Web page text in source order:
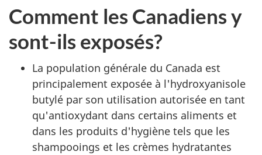
Comment les Canadiens y
sont-ils exposés?
La population générale du Canada est
principalement exposée à l'hydroxyanisole
butylé par son utilisation autorisée en tant
qu'antioxydant dans certains aliments et
dans les produits d'hygiène tels que les
shampooings et les crèmes hydratantes